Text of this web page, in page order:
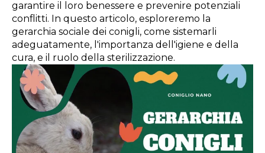
garantire il loro benessere e prevenire potenziali
conflitti. In questo articolo, esploreremo la
gerarchia sociale dei conigli, come sistemarli
adeguatamente, l'importanza dell'igiene e della
cura, e il ruolo della sterilizzazione.